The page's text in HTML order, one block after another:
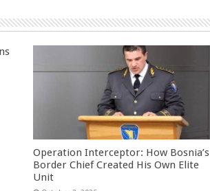
Operation Interceptor: How Bosnia’s
Border Chief Created His Own Elite
Unit